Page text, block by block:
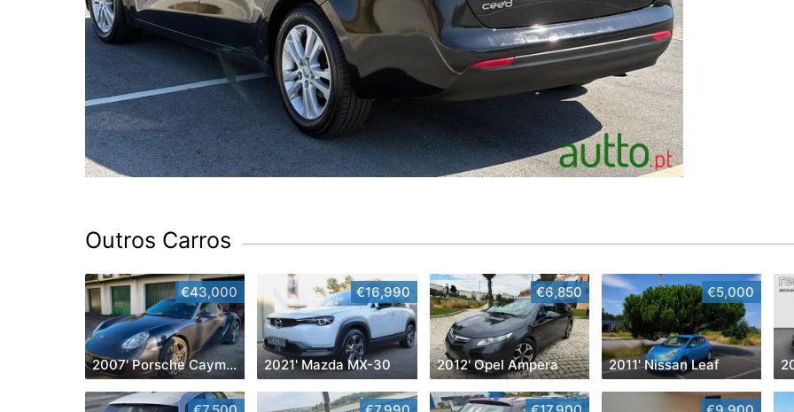
Outros Carros
€43,000
2007' Porsche Cayman
€16,990
2021' Mazda MX-30
€6,850
2012' Opel Ampera
€5,000
2011' Nissan Leaf